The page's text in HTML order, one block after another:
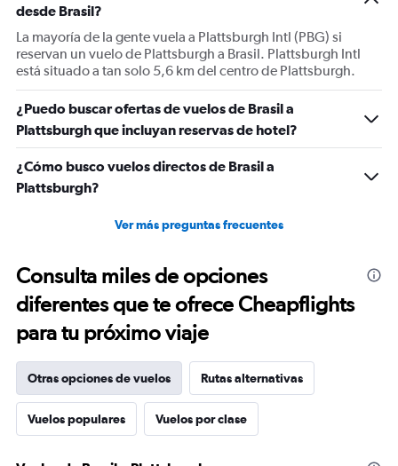
desde Brasil?
La mayoría de la gente vuela a Plattsburgh Intl (PBG) si
reservan un vuelo de Plattsburgh a Brasil. Plattsburgh Intl
está situado a tan solo 5,6 km del centro de Plattsburgh.
¿Puedo buscar ofertas de vuelos de Brasil a
Plattsburgh que incluyan reservas de hotel?
¿Cómo busco vuelos directos de Brasil a
Plattsburgh?
Ver más preguntas frecuentes
Consulta miles de opciones
diferentes que te ofrece Cheapflights
para tu próximo viaje
Otras opciones de vuelos Rutas alternativas
Vuelos populares Vuelos por clase